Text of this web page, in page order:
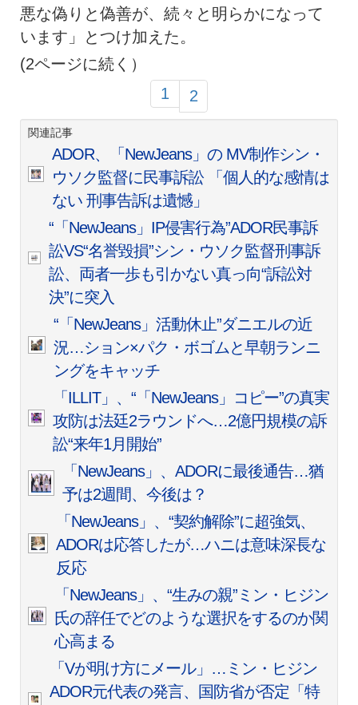
悪な偽りと偽善が、続々と明らかになって
います」とつけ加えた。
(2ページに続く）
1
2
関連記事
ADOR、「NewJeans」の MV制作シン・
ウソク監督に民事訴訟 「個人的な感情は
ない 刑事告訴は遺憾」
“「NewJeans」IP侵害行為”ADOR民事訴
訟VS“名誉毀損”シン・ウソク監督刑事訴
訟、両者一歩も引かない真っ向“訴訟対
決”に突入
“「NewJeans」活動休止”ダニエルの近
況…ション×パク・ボゴムと早朝ランニ
ングをキャッチ
「ILLIT」、“「NewJeans」コピー”の真実
攻防は法廷2ラウンドへ…2億円規模の訴
訟“来年1月開始”
「NewJeans」、ADORに最後通告…猶
予は2週間、今後は？
「NewJeans」、“契約解除”に超強気、
ADORは応答したが…ハニは意味深長な
反応
「NewJeans」、“生みの親”ミン・ヒジン
氏の辞任でどのような選択をするのか関
心高まる
「Vが明け方にメール」…ミン・ヒジン
ADOR元代表の発言、国防省が否定「特